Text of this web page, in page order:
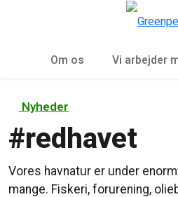
Om os Vi arbejder
Nyheder
#redhavet
Vores havnatur er under
mange. Fiskeri, forurening,